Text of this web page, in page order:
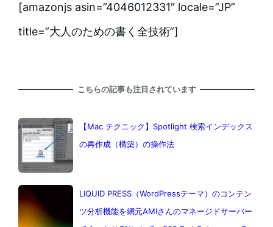
[amazonjs asin=”4046012331″ locale=”JP”
title=”大人のための書く全技術”]
こちらの記事も注目されています
【Mac テクニック】Spotlight 検索インデックス
の再作成（構築）の操作法
LIQUID PRESS（WordPressテーマ）のコンテン
ツ分析機能を網元AMIさんのマネージドサーバー